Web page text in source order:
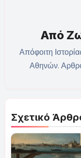
Από
Απόφοιτη
Αθηνών.
Σχετικό